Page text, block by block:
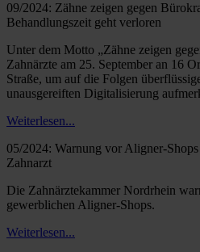
09/2024: Zähne zeigen gegen
Behandlungszeit geht verloren
Unter dem Motto „Zähne zeigen
Zahnärzte am 25. September an 16
Straße, um auf die Folgen
unausgereiften Digitalisierung
Weiterlesen...
05/2024: Warnung vor Aligner-
Zahnarzt
Die Zahnärztekammer Nordrhein
gewerblichen Aligner-Shops.
Weiterlesen...